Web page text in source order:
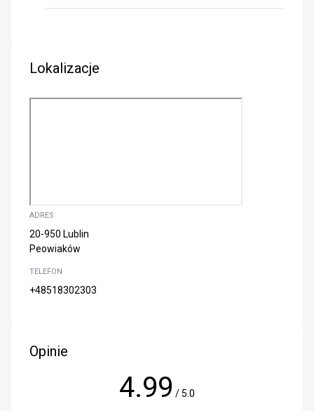
Lokalizacje
ADRES
20-950 Lublin
Peowiaków
TELEFON
+48518302303
Opinie
4.99 / 5.0